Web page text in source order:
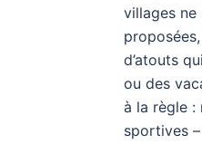
villages
d’atouts
ou des
à la règle :
sportives